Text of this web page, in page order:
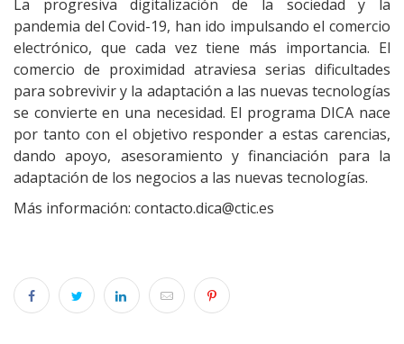
La progresiva digitalización de la sociedad y la
pandemia del Covid-19, han ido impulsando el comercio
electrónico, que cada vez tiene más importancia. El
comercio de proximidad atraviesa serias dificultades
para sobrevivir y la adaptación a las nuevas tecnologías
se convierte en una necesidad. El programa DICA nace
por tanto con el objetivo responder a estas carencias,
dando apoyo, asesoramiento y financiación para la
adaptación de los negocios a las nuevas tecnologías.
Más información: contacto.dica@ctic.es